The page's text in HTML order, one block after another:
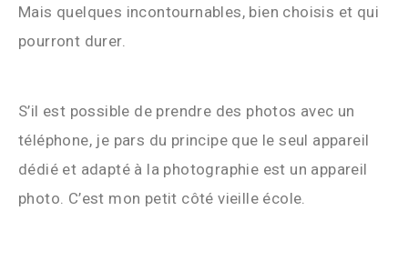
Mais quelques incontournables, bien choisis et qui
pourront durer.
S’il est possible de prendre des photos avec un
téléphone, je pars du principe que le seul appareil
dédié et adapté à la photographie est un appareil
photo. C’est mon petit côté vieille école.